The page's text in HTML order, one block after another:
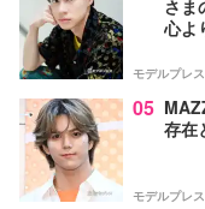
さま
心よ
モデルプレス
05
存在
モデルプレス